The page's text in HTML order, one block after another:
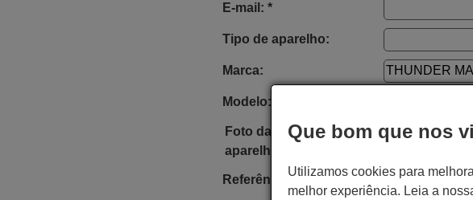
E-mail: *
Tipo de aparelho:
Marca:
Modelo:
Foto da etiqueta do
aparelho:
Referência do comando:
Que bom que nos
Utilizamos cookies para
melhor experiência. Leia a